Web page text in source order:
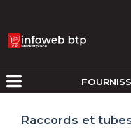
Raccords et